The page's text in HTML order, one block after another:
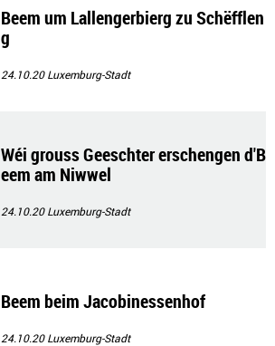
Beem um Lallengerbierg zu Schëfflen
g
24.10.20Luxemburg-Stadt
Wéi grouss Geeschter erschengen d'B
eem am Niwwel
24.10.20Luxemburg-Stadt
Beem beim Jacobinessenhof
24.10.20Luxemburg-Stadt